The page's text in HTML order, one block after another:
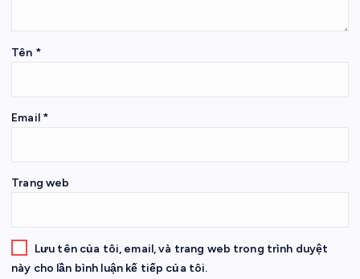
Tên *
Email *
Trang web
Lưu tên của tôi, email, và trang web trong trình duyệt
này cho lần bình luận kế tiếp của tôi.